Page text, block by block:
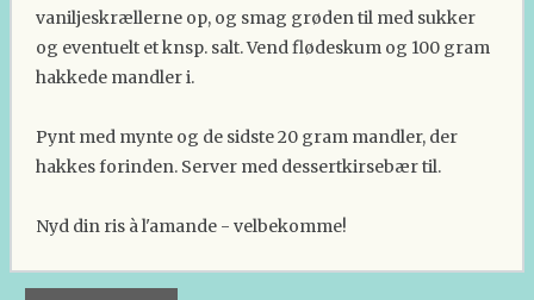
vaniljeskrællerne op, og smag grøden til med sukker
og eventuelt et knsp. salt. Vend flødeskum og 100 gram
hakkede mandler i.
Pynt med mynte og de sidste 20 gram mandler, der
hakkes forinden. Server med dessertkirsebær til.
Nyd din ris à l'amande - velbekomme!